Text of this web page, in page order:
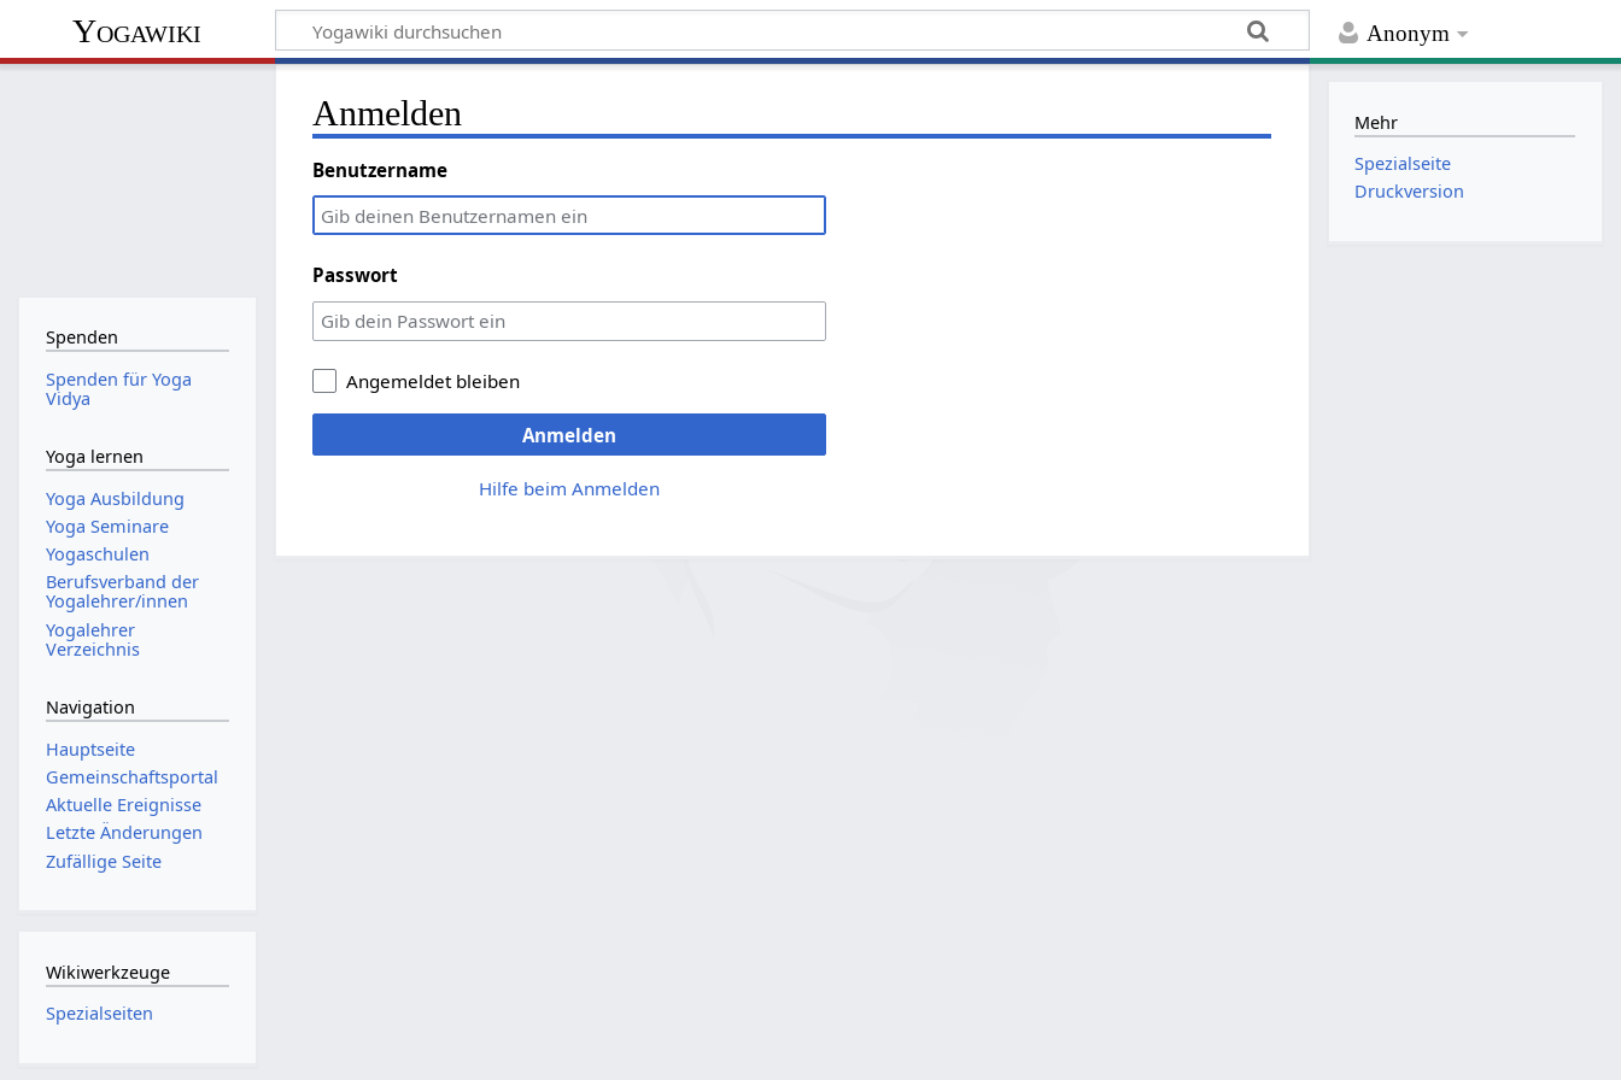
Anonym
Yogawiki
Anmelden
Benutzername
Passwort
Angemeldet bleiben
Anmelden
Hilfe beim Anmelden
Spenden
Spenden für Yoga
Vidya
Yoga lernen
Yoga Ausbildung
Yoga Seminare
Yogaschulen
Berufsverband der
Yogalehrer/innen
Yogalehrer
Verzeichnis
Navigation
Hauptseite
Gemeinschafts­portal
Aktuelle Ereignisse
Letzte Änderungen
Zufällige Seite
Wikiwerkzeuge
Spezialseiten
Mehr
Spezialseite
Druckversion